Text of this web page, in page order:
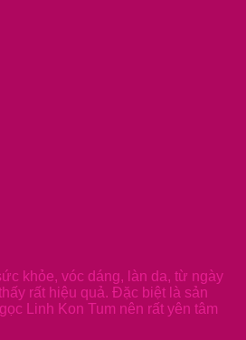
khỏe, vóc dáng, làn da, từ ngày
rất hiệu quả. Đặc biệt là sản
Linh Kon Tum nên rất yên tâm